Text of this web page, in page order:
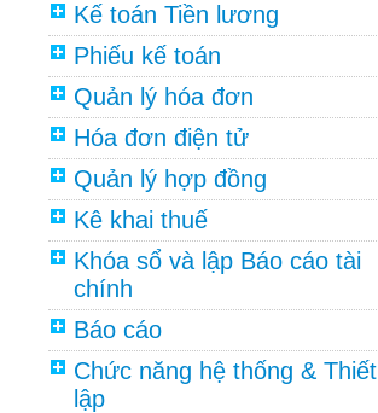
Kế toán Tiền lương
Phiếu kế toán
Quản lý hóa đơn
Hóa đơn điện tử
Quản lý hợp đồng
Kê khai thuế
Khóa sổ và lập Báo cáo tài
chính
Báo cáo
Chức năng hệ thống & Thiết
lập